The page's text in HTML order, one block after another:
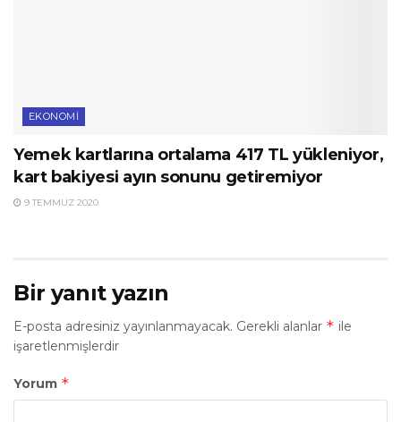
EKONOMI
Yemek kartlarına ortalama 417 TL yükleniyor,
kart bakiyesi ayın sonunu getiremiyor
9 TEMMUZ 2020
Bir yanıt yazın
E-posta adresiniz yayınlanmayacak. Gerekli alanlar * ile
işaretlenmişlerdir
Yorum *